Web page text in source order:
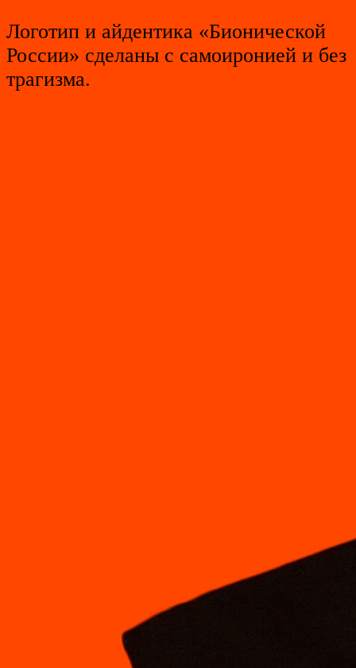
Логотип и айдентика «Бионической
России» сделаны с самоиронией и без
трагизма.